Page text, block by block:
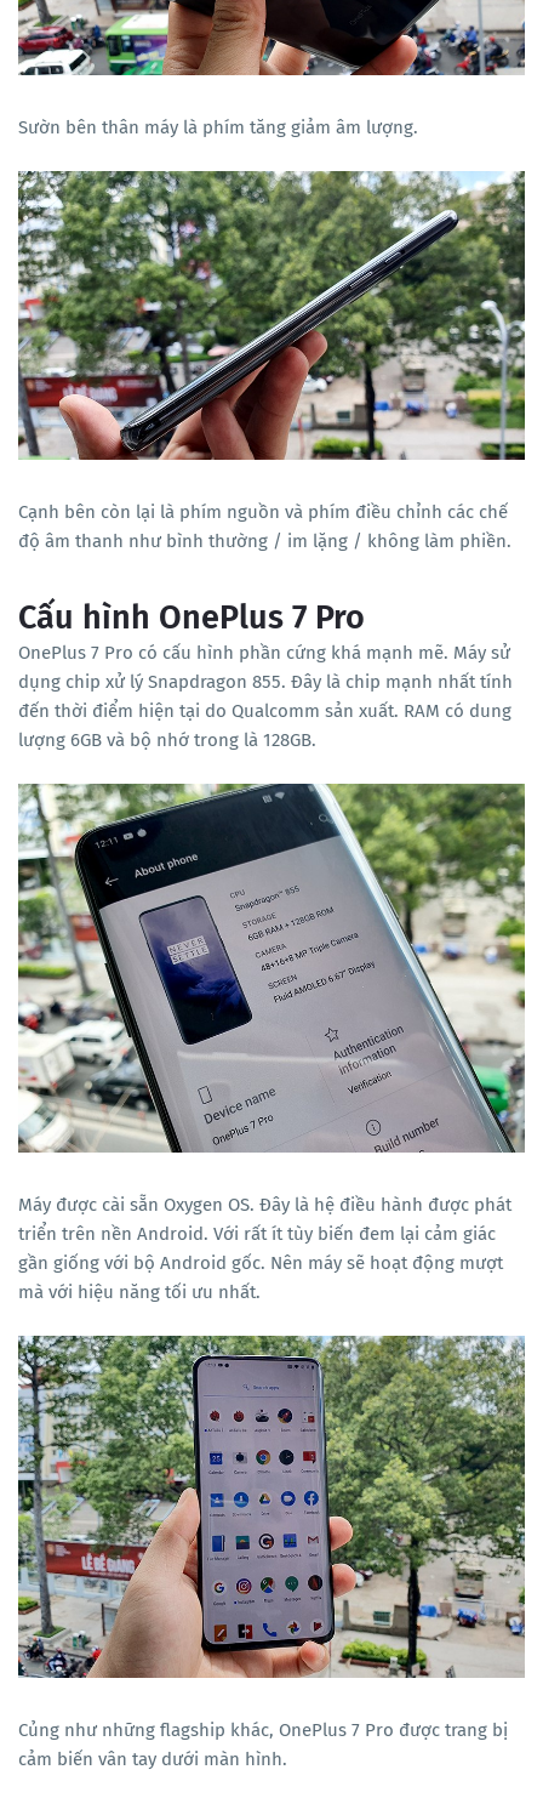
Sườn bên thân máy là phím tăng giảm âm lượng.
Cạnh bên còn lại là phím nguồn và phím điều chỉnh các chế
độ âm thanh như bình thường / im lặng / không làm phiền.
Cấu hình OnePlus 7 Pro
OnePlus 7 Pro có cấu hình phần cứng khá mạnh mẽ. Máy sử
dụng chip xử lý Snapdragon 855. Đây là chip mạnh nhất tính
đến thời điểm hiện tại do Qualcomm sản xuất. RAM có dung
lượng 6GB và bộ nhớ trong là 128GB.
Máy được cài sẵn Oxygen OS. Đây là hệ điều hành được phát
triển trên nền Android. Với rất ít tùy biến đem lại cảm giác
gần giống với bộ Android gốc. Nên máy sẽ hoạt động mượt
mà với hiệu năng tối ưu nhất.
Củng như những flagship khác, OnePlus 7 Pro được trang bị
cảm biến vân tay dưới màn hình.